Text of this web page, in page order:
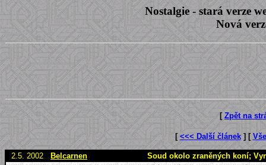
Nostalgie - stará verze
Nová
[ Zpět na
[ <<< Další článek] [
2.5. 2002 Belcarnen Soud okolo zraněných koní;